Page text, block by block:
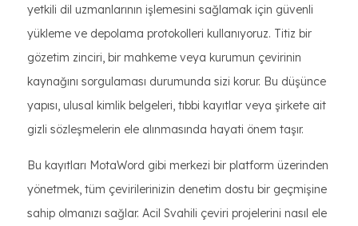
yetkili dil uzmanlarının işlemesini sağlamak için güvenli
yükleme ve depolama protokolleri kullanıyoruz. Titiz bir
gözetim zinciri, bir mahkeme veya kurumun çevirinin
kaynağını sorgulaması durumunda sizi korur. Bu düşünce
yapısı, ulusal kimlik belgeleri, tıbbi kayıtlar veya şirkete ait
gizli sözleşmelerin ele alınmasında hayati önem taşır.
Bu kayıtları MotaWord gibi merkezi bir platform üzerinden
yönetmek, tüm çevirilerinizin denetim dostu bir geçmişine
sahip olmanızı sağlar. Acil Svahili çeviri projelerini nasıl ele